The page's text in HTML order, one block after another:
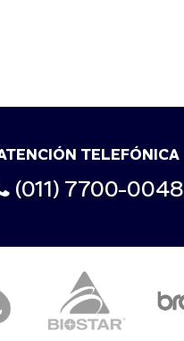
TELEFÓNICA
(011) 7700-0048